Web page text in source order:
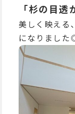
「杉の目透
美しく映える
になりました